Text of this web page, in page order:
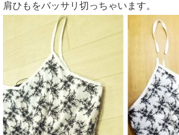
肩ひもをバッサリ切っちゃいます。